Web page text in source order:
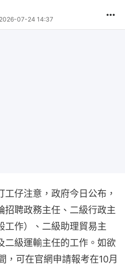
2026-07-24 14:37
仔注意，​政府今日公布，
招聘政務主任、二級行政主
工作）、二級助理貿易主
二級運輸主任的工作。如欲
，可在官網申請報考在10月